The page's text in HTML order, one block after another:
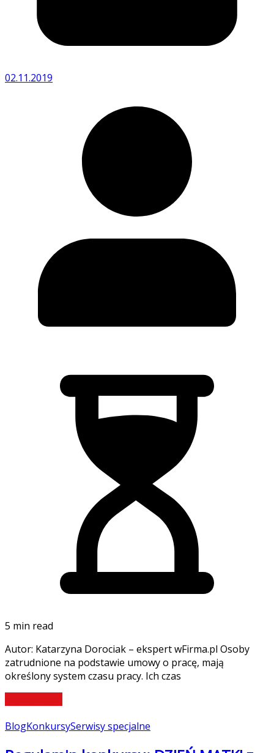
02.11.2019
5 min read
Autor: Katarzyna Dorociak – ekspert wFirma.pl Osoby
zatrudnione na podstawie umowy o pracę, mają
określony system czasu pracy. Ich czas
BlogKonkursySerwisy specjalne